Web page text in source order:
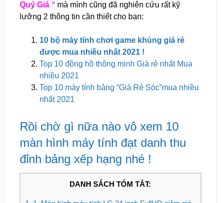
Quý Giá “ mà mình cũng đã nghiên cứu rất kỹ
lưỡng 2 thông tin cần thiết cho bạn:
10 bộ máy tính chơi game khủng giá rẻ
được mua nhiều nhất 2021 !
Top 10 đồng hồ thông minh Giá rẻ nhất Mua
nhiều 2021
Top 10 máy tính bảng “Giá Rẻ Sóc”mua nhiều
nhất 2021
Rồi chờ gì nữa nào vô xem 10
màn hình máy tính đạt danh thu
đỉnh bảng xếp hạng nhé !
DANH SÁCH TÓM TẮT: